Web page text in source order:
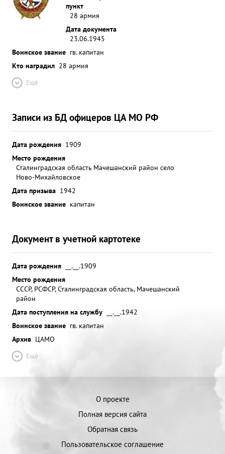
пункт
28 армия
Дата документа
23.06.1945
Воинское звание гв. капитан
Кто наградил 28 армия
Ещё
Записи из БД офицеров ЦА МО РФ
Дата рождения 1909
Место рождения
Сталинградская область Мачешанский район село
Ново-Михайловское
Дата призыва 1942
Воинское звание капитан
Документ в учетной картотеке
Дата рождения
__.__.1909
Место рождения
СССР, РСФСР, Сталинградская область, Мачешанский
район
Дата поступления на службу
__.__.1942
Воинское звание гв. капитан
Архив ЦАМО
Ещё
О проекте
Полная версия сайта
Обратная связь
Пользовательское соглашение